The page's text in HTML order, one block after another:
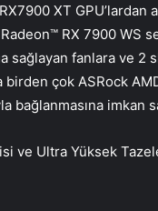
XT
RX 7900 WS
sağlayan fanlara ve 2
birden çok ASRock
bağlanmasına imkan
ve Ultra Yüksek